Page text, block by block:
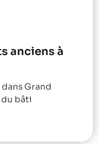
anciens à
Grand
du bâti